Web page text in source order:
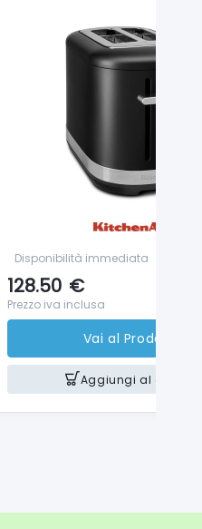
Disponibilità immediata
128.50 €
Prezzo iva inclusa
Vai al Prodotto
Aggiungi al carrello